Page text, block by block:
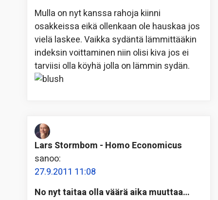
Mulla on nyt kanssa rahoja kiinni
osakkeissa eikä ollenkaan ole hauskaa jos
vielä laskee. Vaikka sydäntä lämmittääkin
indeksin voittaminen niin olisi kiva jos ei
tarviisi olla köyhä jolla on lämmin sydän.
Lars Stormbom - Homo Economicus
sanoo:
27.9.2011 11:08
No nyt taitaa olla väärä aika muuttaa…